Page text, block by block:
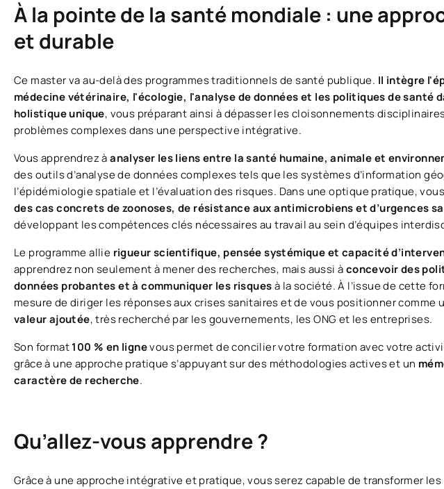
À la pointe de la santé mondiale : une
et durable
Ce master va au-delà des programmes traditionnels de santé publique. Il intègre
médecine vétérinaire, l'écologie, l'analyse de données et les politiques de santé
holistique unique, vous préparant ainsi à dépasser les cloisonnements
problèmes complexes dans une perspective intégrative.
Vous apprendrez àanalyser les liens entre la santé humaine, animale et
des outils d’analyse de données complexes tels que les systèmes d’information
l’épidémiologie spatiale et l’évaluation des risques. Dans une optique pratique,
des cas concrets de zoonoses, de résistance aux antimicrobiens et d’urgences
développant les compétences clés nécessaires au travail au sein d’équipes
Le programme allie rigueur scientifique, pensée systémique et capacité
apprendrez non seulement à mener des recherches, mais aussi àconcevoir des
données probantes et à communiquer les risquesà la société. À l’issue de cette
mesure de diriger les réponses aux crises sanitaires et de vous positionner comme
valeur ajoutée, très recherché par les gouvernements, les ONG et les entreprises.
Son format100 % en lignevous permet de concilier votre formation avec votre
grâce à une approche pratique s’appuyant sur des méthodologies actives et un
caractère de recherche.
Qu’allez-vous apprendre ?
Grâce à une approche intégrative et pratique, vous serez capable de transformer